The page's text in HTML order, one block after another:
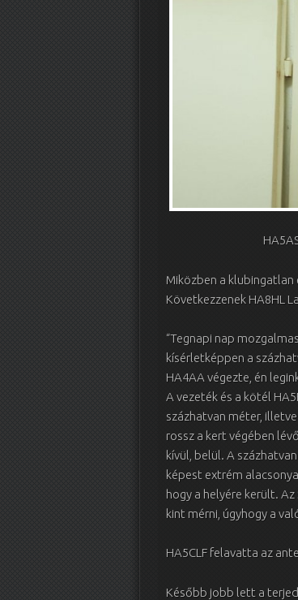
Miközben a
Következzenek HA8HL
“Tegnapi nap
kísérletképpen a
HA4AA végezte, én
A vezeték és a kötél
százhatvan méter,
rossz a kert végében
kívül, belül. A
képest extrém
hogy a helyére került.
kint mérni, úgyhogy a
HA5CLF felavatta az
Később jobb lett a